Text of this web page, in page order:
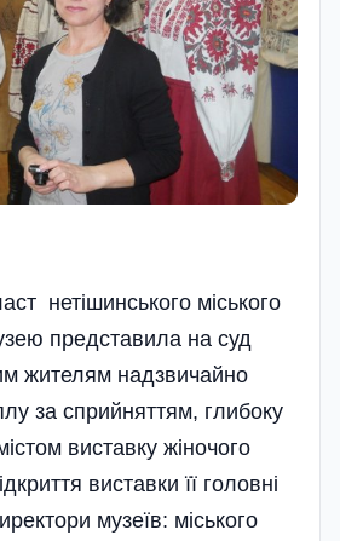
нетішинського міського
представила на суд
жителям надзвичайно
за сприйняттям, глибоку
виставку жіночого
виставки її головні
музеїв: міського